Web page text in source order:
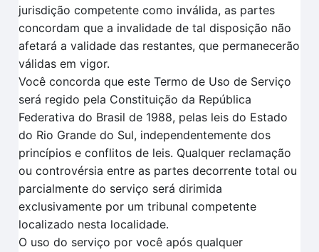
jurisdição competente como inválida, as partes
concordam que a invalidade de tal disposição não
afetará a validade das restantes, que permanecerão
válidas em vigor.
Você concorda que este Termo de Uso de Serviço
será regido pela Constituição da República
Federativa do Brasil de 1988, pelas leis do Estado
do Rio Grande do Sul, independentemente dos
princípios e conflitos de leis. Qualquer reclamação
ou controvérsia entre as partes decorrente total ou
parcialmente do serviço será dirimida
exclusivamente por um tribunal competente
localizado nesta localidade.
O uso do serviço por você após qualquer